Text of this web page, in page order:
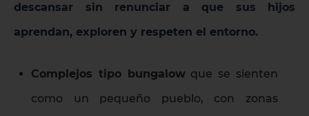
descansar sin renunciar a que sus hijos
aprendan, exploren y respeten el entorno.
Complejos tipo bungalowque se sienten
como un pequeño pueblo, con zonas